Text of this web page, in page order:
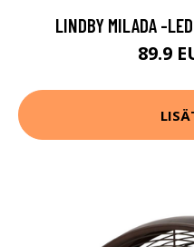
LINDBY MILADA -
89.9